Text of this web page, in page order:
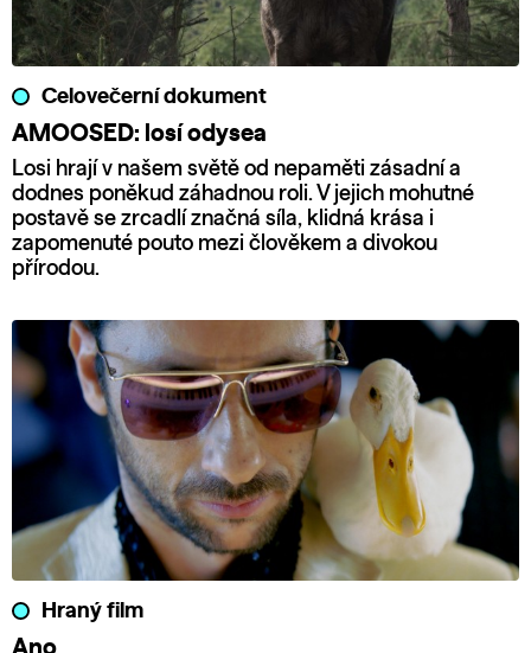
Celovečerní dokument
AMOOSED: losí odysea
Losi hrají v našem světě od nepaměti zásadní a
dodnes poněkud záhadnou roli. V jejich mohutné
postavě se zrcadlí značná síla, klidná krása i
zapomenuté pouto mezi člověkem a divokou
přírodou.
Hraný film
Ano